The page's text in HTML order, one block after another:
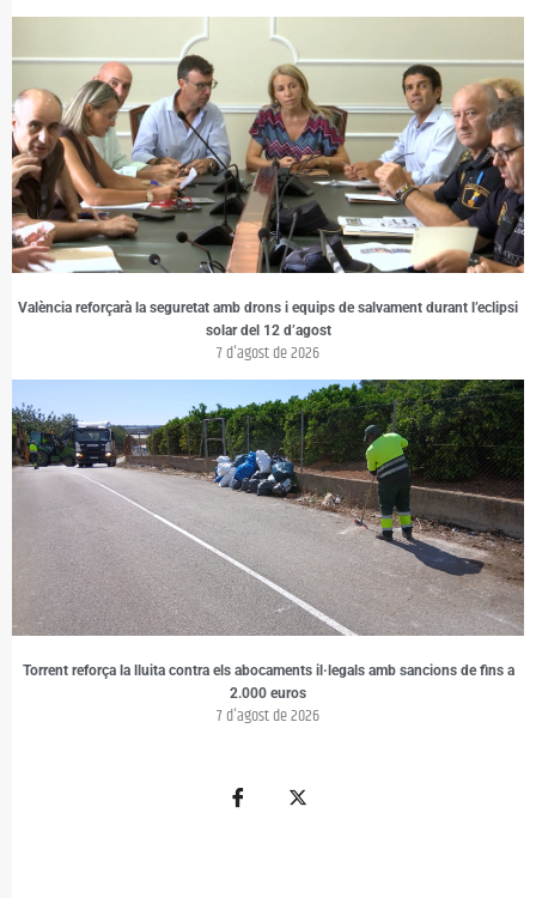
València reforçarà la seguretat amb drons i equips de salvament durant l’eclipsi
solar del 12 d’agost
7 d'agost de 2026
Torrent reforça la lluita contra els abocaments il·legals amb sancions de fins a
2.000 euros
7 d'agost de 2026